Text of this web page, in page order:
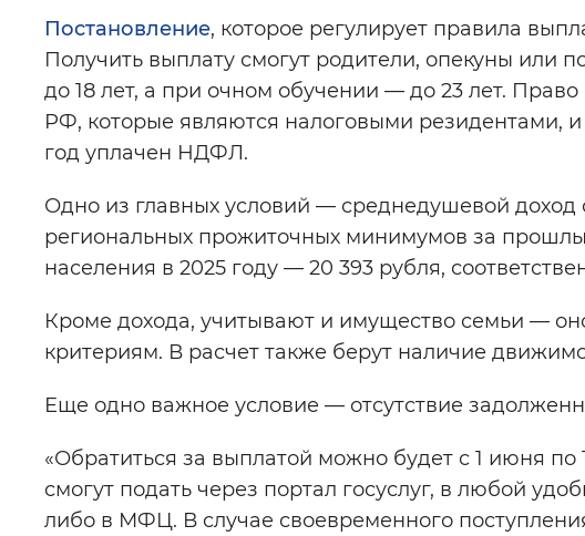
Постановление, которое регулирует правила
Получить выплату смогут родители, опекуны или
до 18 лет, а при очном обучении — до 23 лет.
РФ, которые являются налоговыми резидентами,
год уплачен НДФЛ.
Одно из главных условий — среднедушевой
региональных прожиточных минимумов за
населения в 2025 году — 20 393 рубля,
Кроме дохода, учитывают и имущество семьи —
критериям. В расчет также берут наличие
Еще одно важное условие — отсутствие
«Обратиться за выплатой можно будет с 1 июня по
смогут подать через портал госуслуг, в любой
либо в МФЦ. В случае своевременного